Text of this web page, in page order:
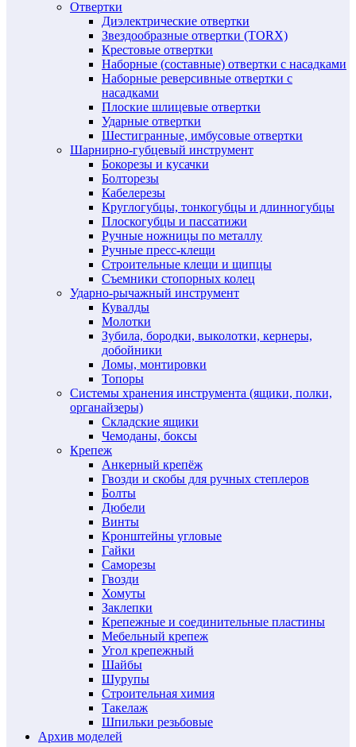
Отвертки
Диэлектрические отвертки
Звездообразные отвертки (TORX)
Крестовые отвертки
Наборные (составные) отвертки с насадками
Наборные реверсивные отвертки с
насадками
Плоские шлицевые отвертки
Ударные отвертки
Шестигранные, имбусовые отвертки
Шарнирно-губцевый инструмент
Бокорезы и кусачки
Болторезы
Кабелерезы
Круглогубцы, тонкогубцы и длинногубцы
Плоскогубцы и пассатижи
Ручные ножницы по металлу
Ручные пресс-клещи
Строительные клещи и щипцы
Съемники стопорных колец
Ударно-рычажный инструмент
Кувалды
Молотки
Зубила, бородки, выколотки, кернеры,
добойники
Ломы, монтировки
Топоры
Системы хранения инструмента (ящики, полки,
органайзеры)
Складские ящики
Чемоданы, боксы
Крепеж
Анкерный крепёж
Гвозди и скобы для ручных степлеров
Болты
Дюбели
Винты
Кронштейны угловые
Гайки
Саморезы
Гвозди
Хомуты
Заклепки
Крепежные и соединительные пластины
Мебельный крепеж
Угол крепежный
Шайбы
Шурупы
Строительная химия
Такелаж
Шпильки резьбовые
Архив моделей